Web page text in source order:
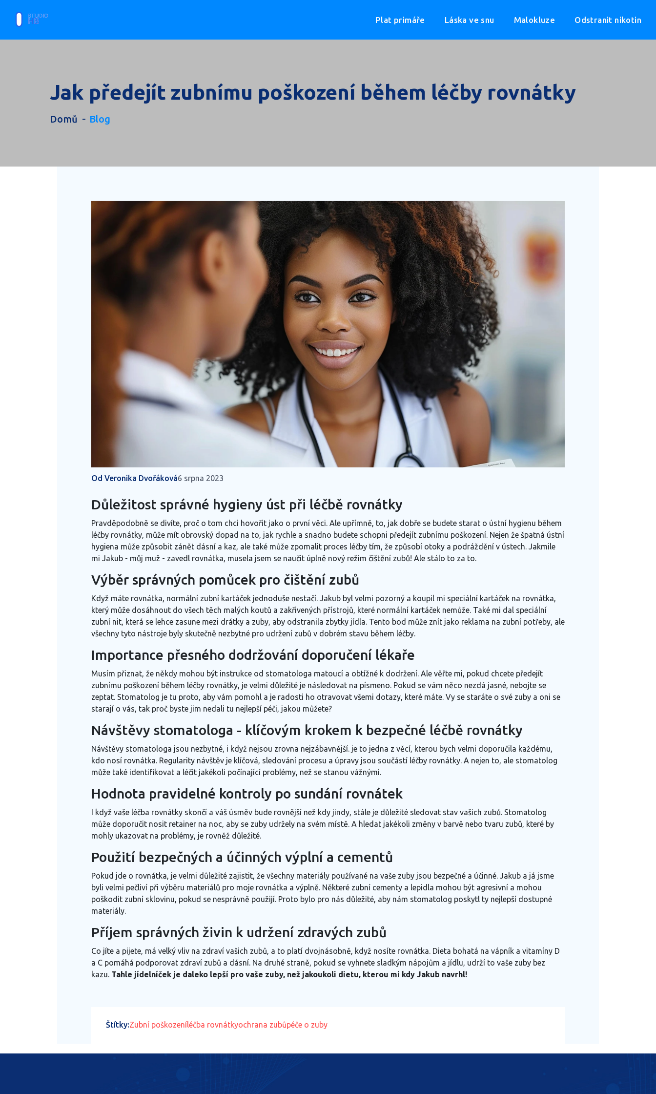
Plat primáře Láska ve snu Malokluze Odstranit nikotin
Jak předejít zubnímu poškození během léčby rovnátky
Domů Blog
Od Veronika Dvořáková6 srpna 2023
Důležitost správné hygieny úst při léčbě rovnátky
Pravděpodobně se divíte, proč o tom chci hovořit jako o první věci. Ale upřímně, to, jak dobře se budete starat o ústní hygienu během
léčby rovnátky, může mít obrovský dopad na to, jak rychle a snadno budete schopni předejít zubnímu poškození. Nejen že špatná ústní
hygiena může způsobit zánět dásní a kaz, ale také může zpomalit proces léčby tím, že způsobí otoky a podráždění v ústech. Jakmile
mi Jakub - můj muž - zavedl rovnátka, musela jsem se naučit úplně nový režim čištění zubů! Ale stálo to za to.
Výběr správných pomůcek pro čištění zubů
Když máte rovnátka, normální zubní kartáček jednoduše nestačí. Jakub byl velmi pozorný a koupil mi speciální kartáček na rovnátka,
který může dosáhnout do všech těch malých koutů a zakřivených přístrojů, které normální kartáček nemůže. Také mi dal speciální
zubní nit, která se lehce zasune mezi drátky a zuby, aby odstranila zbytky jídla. Tento bod může znít jako reklama na zubní potřeby, ale
všechny tyto nástroje byly skutečně nezbytné pro udržení zubů v dobrém stavu během léčby.
Importance přesného dodržování doporučení lékaře
Musím přiznat, že někdy mohou být instrukce od stomatologa matoucí a obtížné k dodržení. Ale věřte mi, pokud chcete předejít
zubnímu poškození během léčby rovnátky, je velmi důležité je následovat na písmeno. Pokud se vám něco nezdá jasné, nebojte se
zeptat. Stomatolog je tu proto, aby vám pomohl a je radosti ho otravovat všemi dotazy, které máte. Vy se staráte o své zuby a oni se
starají o vás, tak proč byste jim nedali tu nejlepší péči, jakou můžete?
Návštěvy stomatologa - klíčovým krokem k bezpečné léčbě rovnátky
Návštěvy stomatologa jsou nezbytné, i když nejsou zrovna nejzábavnější. je to jedna z věcí, kterou bych velmi doporučila každému,
kdo nosí rovnátka. Regularity návštěv je klíčová, sledování procesu a úpravy jsou součástí léčby rovnátky. A nejen to, ale stomatolog
může také identifikovat a léčit jakékoli počínající problémy, než se stanou vážnými.
Hodnota pravidelné kontroly po sundání rovnátek
I když vaše léčba rovnátky skončí a váš úsměv bude rovnější než kdy jindy, stále je důležité sledovat stav vašich zubů. Stomatolog
může doporučit nosit retainer na noc, aby se zuby udržely na svém místě. A hledat jakékoli změny v barvě nebo tvaru zubů, které by
mohly ukazovat na problémy, je rovněž důležité.
Použití bezpečných a účinných výplní a cementů
Pokud jde o rovnátka, je velmi důležité zajistit, že všechny materiály používané na vaše zuby jsou bezpečné a účinné. Jakub a já jsme
byli velmi pečliví při výběru materiálů pro moje rovnátka a výplně. Některé zubní cementy a lepidla mohou být agresivní a mohou
poškodit zubní sklovinu, pokud se nesprávně použijí. Proto bylo pro nás důležité, aby nám stomatolog poskytl ty nejlepší dostupné
materiály.
Příjem správných živin k udržení zdravých zubů
Co jíte a pijete, má velký vliv na zdraví vašich zubů, a to platí dvojnásobně, když nosíte rovnátka. Dieta bohatá na vápník a vitamíny D
a C pomáhá podporovat zdraví zubů a dásní. Na druhé straně, pokud se vyhnete sladkým nápojům a jídlu, udrží to vaše zuby bez
kazu. Tahle jídelníček je daleko lepší pro vaše zuby, než jakoukoli dietu, kterou mi kdy Jakub navrhl!
Štítky:Zubní poškozeníléčba rovnátkyochrana zubůpéče o zuby